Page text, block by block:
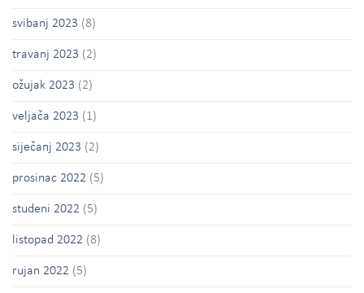
svibanj 2023 (8)
travanj 2023 (2)
ožujak 2023 (2)
veljača 2023 (1)
siječanj 2023 (2)
prosinac 2022 (5)
studeni 2022 (5)
listopad 2022 (8)
rujan 2022 (5)